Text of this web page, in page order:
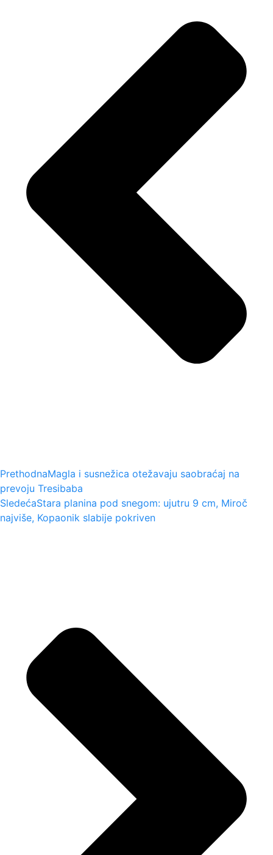
PrethodnaMagla i susnežica otežavaju saobraćaj na
prevoju Tresibaba
SledećaStara planina pod snegom: ujutru 9 cm, Miroč
najviše, Kopaonik slabije pokriven